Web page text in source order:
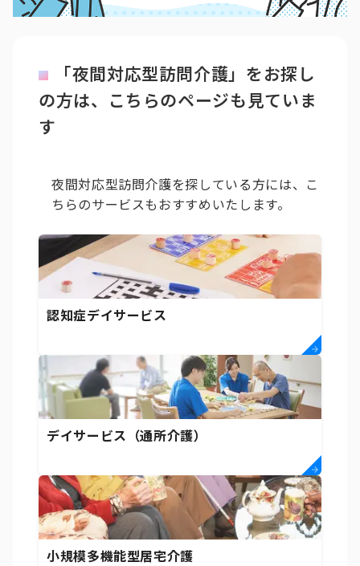
「夜間対応型訪問介護」をお探し
の方は、こちらのページも見ていま
す
夜間対応型訪問介護を探している方には、こ
ちらのサービスもおすすめいたします。
認知症デイサービス
デイサービス（通所介護）
小規模多機能型居宅介護